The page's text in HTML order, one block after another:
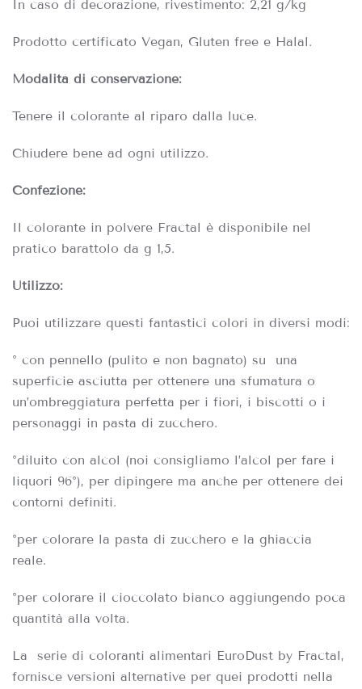
In caso di decorazione, rivestimento: 2,21 g/kg
Prodotto certificato Vegan, Gluten free e Halal.
Modalità di conservazione:
Tenere il colorante al riparo dalla luce.
Chiudere bene ad ogni utilizzo.
Confezione:
Il colorante in polvere Fractal è disponibile nel
pratico barattolo da g 1,5.
Utilizzo:
Puoi utilizzare questi fantastici colori in diversi modi:
° con pennello (pulito e non bagnato) su
una
superficie asciutta per ottenere una sfumatura o
un’ombreggiatura perfetta per i fiori, i biscotti o i
personaggi in pasta di zucchero.
°diluito con alcol (noi consigliamo l’alcol per fare i
liquori 96°), per dipingere ma anche per ottenere dei
contorni definiti.
°per colorare la pasta di zucchero e la ghiaccia
reale.
°per colorare il cioccolato bianco aggiungendo poca
quantità alla volta.
La
serie di coloranti alimentari EuroDust by Fractal,
fornisce versioni alternative per quei prodotti nella